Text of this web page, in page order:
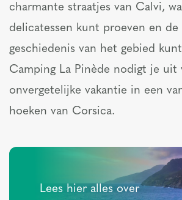
charmante straatjes van Calvi,
delicatessen kunt proeven en de
geschiedenis van het gebied
Camping La Pinède nodigt je uit
onvergetelijke vakantie in een
hoeken van Corsica.
Lees hier alles over